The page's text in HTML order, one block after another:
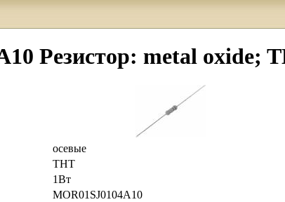
Резистор: metal
осевые
THT
1Вт
MOR01SJ0104A10